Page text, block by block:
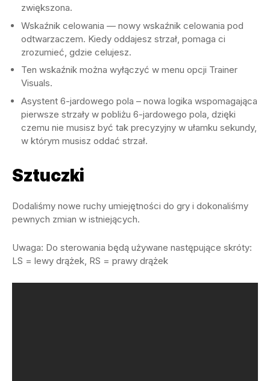
zwiększona.
Wskaźnik celowania — nowy wskaźnik celowania pod
odtwarzaczem. Kiedy oddajesz strzał, pomaga ci
zrozumieć, gdzie celujesz.
Ten wskaźnik można wyłączyć w menu opcji Trainer
Visuals.
Asystent 6-jardowego pola – nowa logika wspomagająca
pierwsze strzały w pobliżu 6-jardowego pola, dzięki
czemu nie musisz być tak precyzyjny w ułamku sekundy,
w którym musisz oddać strzał.
Sztuczki
Dodaliśmy nowe ruchy umiejętności do gry i dokonaliśmy
pewnych zmian w istniejących.
Uwaga: Do sterowania będą używane następujące skróty:
LS = lewy drążek, RS = prawy drążek